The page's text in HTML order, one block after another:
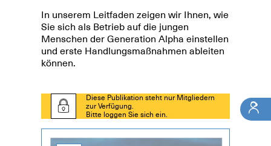
In unserem Leitfaden zeigen wir Ihnen, wie
Sie sich als Betrieb auf die jungen
Menschen der Generation Alpha einstellen
und erste Handlungsmaßnahmen ableiten
können.
Diese Publikation steht nur Mitgliedern
zur Verfügung.
Bitte loggen Sie sich ein.